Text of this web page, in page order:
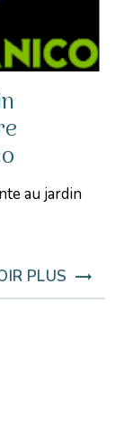
au jardin
PLUS